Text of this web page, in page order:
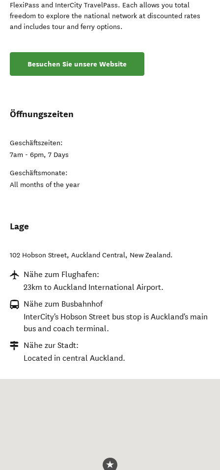
FlexiPass and InterCity TravelPass. Each allows you total
freedom to explore the national network at discounted rates
and includes tour and ferry options.
Besuchen Sie unsere Website
Öffnungszeiten
Geschäftszeiten:
7am - 6pm, 7 Days
Geschäftsmonate:
All months of the year
Lage
102 Hobson Street, Auckland Central, New Zealand.
Nähe zum Flughafen:
23km to Auckland International Airport.
Nähe zum Busbahnhof
InterCity's Hobson Street bus stop is Auckland's main
bus and coach terminal.
Nähe zur Stadt:
Located in central Auckland.